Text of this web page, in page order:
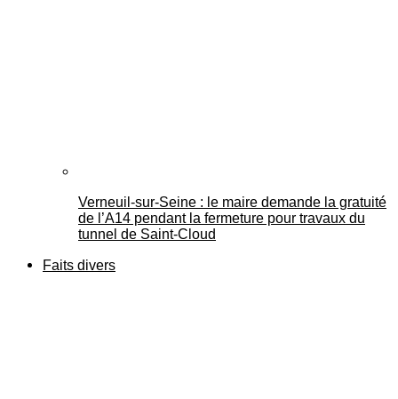
Verneuil-sur-Seine : le maire demande la gratuité
de l’A14 pendant la fermeture pour travaux du
tunnel de Saint-Cloud
Faits divers